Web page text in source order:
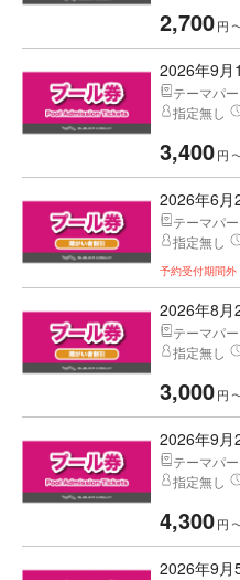
2,700円
2026年9月
テーマパ
指定無し
3,400円
2026年6
テーマパ
指定無し
予約受付期間外
2026年8
テーマパ
指定無し
3,000円
2026年9
テーマパ
指定無し
4,300円
2026年9月